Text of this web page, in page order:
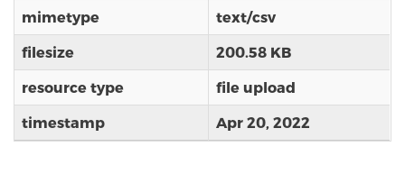
mimetype
text/csv
filesize 200.58 KB
resource type file upload
timestamp Apr 20, 2022